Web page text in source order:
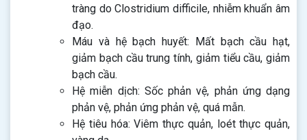
tràng do Clostridium difficile, nhiễm khuẩn âm
đạo.
Máu và hệ bạch huyết: Mất bạch cầu hạt,
giảm bạch cầu trung tính, giảm tiểu cầu, giảm
bạch cầu.
Hệ miễn dịch: Sốc phản vệ, phản ứng dạng
phản vệ, phản ứng phản vệ, quá mẫn.
Hệ tiêu hóa: Viêm thực quản, loét thực quản,